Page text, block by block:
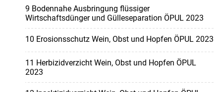
9 Bodennahe Ausbringung flüssiger
Wirtschaftsdünger und Gülleseparation ÖPUL 2023
10 Erosionsschutz Wein, Obst und Hopfen ÖPUL 2023
11 Herbizidverzicht Wein, Obst und Hopfen ÖPUL
2023